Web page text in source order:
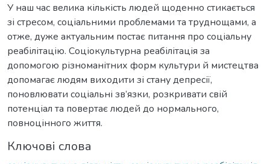
У наш час велика кількість людей щоденно стикається
зі стресом, соціальними проблемами та труднощами, а
отже, дуже актуальним постає питання про соціальну
реабілітацію. Соціокультурна реабілітація за
допомогою різноманітних форм культури й мистецтва
допомагає людям виходити зі стану депресії,
поновлювати соціальні зв’язки, розкривати свій
потенціал та повертає людей до нормального,
повноцінного життя.
Ключові слова